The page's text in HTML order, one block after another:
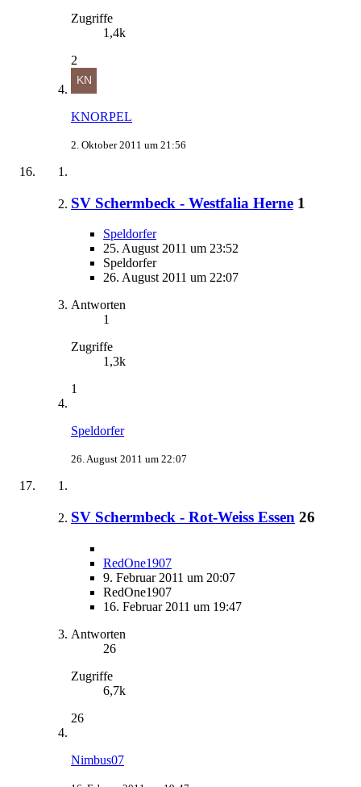
Zugriffe
1,4k
2
KNORPEL
2. Oktober 2011 um 21:56
SV Schermbeck - Westfalia Herne 1
Speldorfer
25. August 2011 um 23:52
Speldorfer
26. August 2011 um 22:07
Antworten
1
Zugriffe
1,3k
1
Speldorfer
26. August 2011 um 22:07
SV Schermbeck - Rot-Weiss Essen 26
RedOne1907
9. Februar 2011 um 20:07
RedOne1907
16. Februar 2011 um 19:47
Antworten
26
Zugriffe
6,7k
26
Nimbus07